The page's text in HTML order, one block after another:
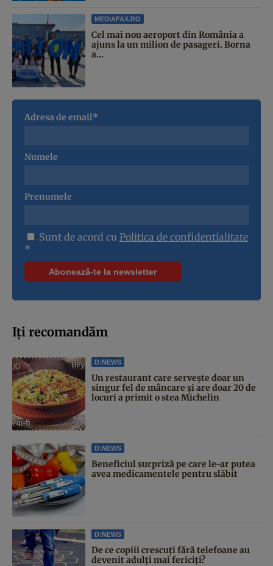
MEDIAFAX.RO
Cel mai nou aeroport din România a
ajuns la un milion de pasageri. Borna
a...
Adresa de email*
Numele
Prenumele
Sunt de acord cu Politica de confidentialitate
*
Iți recomandăm
D:NEWS
Un restaurant care servește doar un
singur fel de mâncare și are doar 20 de
locuri a primit o stea Michelin
D:NEWS
Beneficiul surpriză pe care le-ar putea
avea medicamentele pentru slăbit
D:NEWS
De ce copiii crescuți fără telefoane au
devenit adulți mai fericiți?